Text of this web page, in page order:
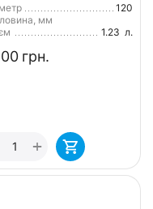
мм
120
1.23 л.
грн.
+